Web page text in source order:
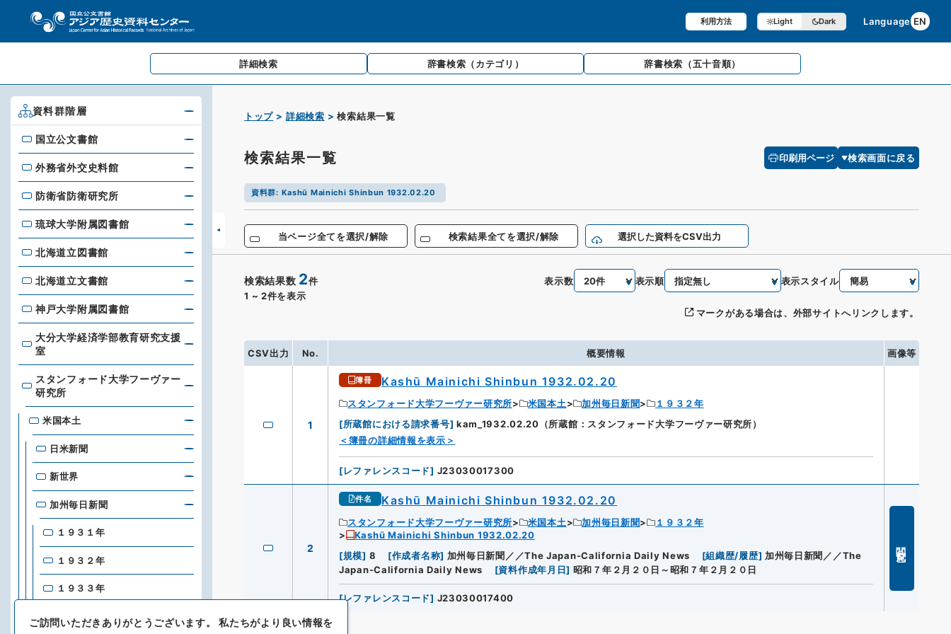
利用方法 Light Dark Language EN
詳細検索 辞書検索 （カテゴリ） 辞書検索 （五十音順）
トップ 詳細検索 検索結果一覧
検索結果一覧 印刷用ページ 検索画面に戻る
資料群: Kashū Mainichi Shinbun 1932.02.20
当ページ全てを選択/解除 検索結果全てを選択/解除 選択した資料をCSV出力
検索結果数 2件
1 ~ 2件を表示
表示数 表示順 表示スタイル
マークがある場合は、外部サイトへリンクします。
CSV出力 No. 概要情報 画像等
1
簿冊 Kashū Mainichi Shinbun 1932.02.20
スタンフォード大学フーヴァー研究所 米国本土 加州毎日新聞
１９３２年
[所蔵館における請求番号] kam_1932.02.20（所蔵館：スタンフォード大学フーヴァー研究所）
＜簿冊の詳細情報を表示＞
[レファレンスコード] J23030017300
2
件名 Kashū Mainichi Shinbun 1932.02.20
スタンフォード大学フーヴァー研究所 米国本土 加州毎日新聞
１９３２年
Kashū Mainichi Shinbun 1932.02.20
[規模] 8 [作成者名称] 加州毎日新聞／／The Japan-California Daily News [組織歴/履歴] 加州毎日新聞／／The
Japan-California Daily News
[資料作成年月日] 昭和７年２月２０日～昭和７年２月２０日
[レファレンスコード] J23030017400
資料群階層
国立公文書館
国立公文書館
外務省外交史料館
外務省外交史料館
防衛省防衛研究所
防衛省防衛研究所
琉球大学附属図書館
琉球大学附属図書館
北海道立図書館
北海道立図書館
北海道立文書館
北海道立文書館
神戸大学附属図書館
神戸大学附属図書館
大分大学経済学部教育研究支援室
大分大学経済学部教育研究支援
室
スタンフォード大学フーヴァー研究所
スタンフォード大学フーヴァー
研究所
米国本土
日米新聞
新世界
加州毎日新聞
１９３１年
１９３２年
１９３３年
１９３４年
ご訪問いただきありがとうございます。私たちがより良い情報を